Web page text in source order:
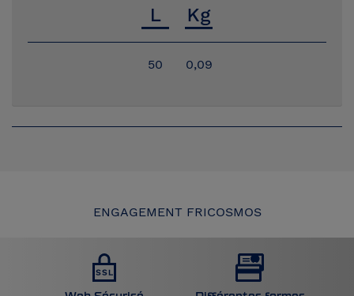
50 0,09
ENGAGEMENT FRICOSMOS